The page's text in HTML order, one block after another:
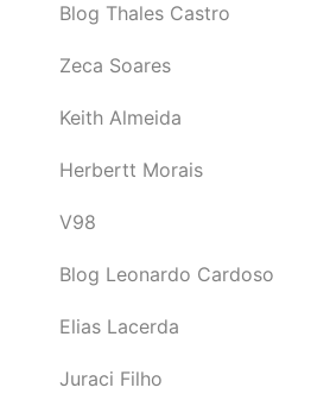
Blog Thales Castro
Zeca Soares
Keith Almeida
Herbertt Morais
V98
Blog Leonardo Cardoso
Elias Lacerda
Juraci Filho